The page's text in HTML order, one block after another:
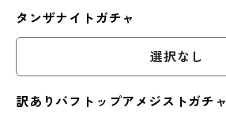
タンザナイトガチャ
選択なし
訳ありバフトップアメジストガチャ